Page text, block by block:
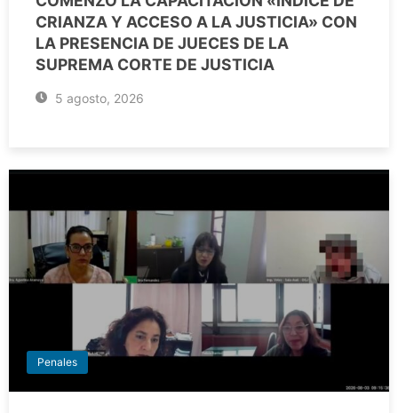
CRIANZA Y ACCESO A LA JUSTICIA» CON
LA PRESENCIA DE JUECES DE LA
SUPREMA CORTE DE JUSTICIA
5 agosto, 2026
Penales